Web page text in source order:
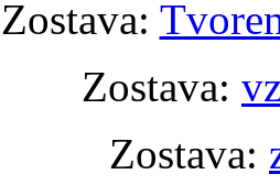
Zostava:
Zostava:
Zostava: